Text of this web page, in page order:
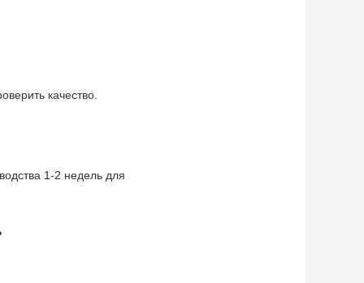
качество.
1-2 недель для